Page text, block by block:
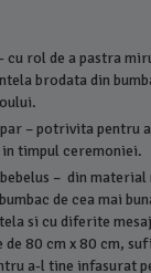
cu rol de a pastra
brodata din
– potrivita pentru
timpul ceremoniei.
– din material
de cea mai
si cu diferite
de 80 cm x 80 cm,
a-l tine infasurat